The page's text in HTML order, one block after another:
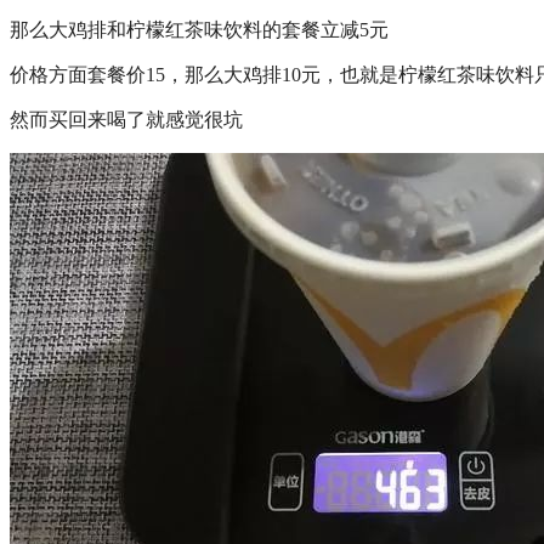
那么大鸡排和柠檬红茶味饮料的套餐立减5元
价格方面套餐价15，那么大鸡排10元，也就是柠檬红茶味饮料
然而买回来喝了就感觉很坑